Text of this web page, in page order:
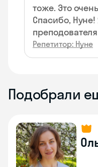
тоже. Это
Спасибо, Нуне!
преподователя
Репетитор: Нуне
Подобрали